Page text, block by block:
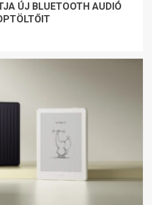
ÚJ BLUETOOTH AUDIÓ